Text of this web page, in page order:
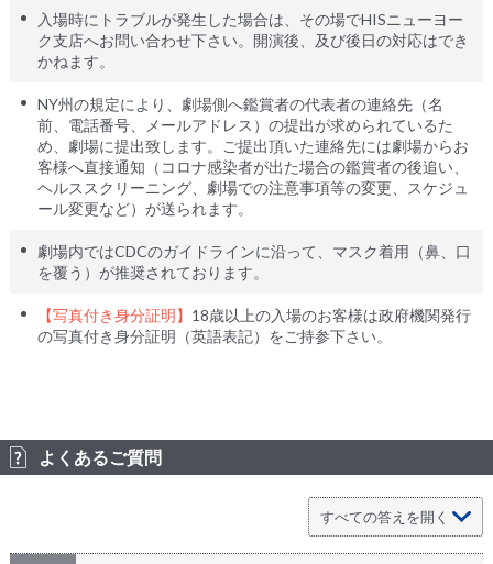
入場時にトラブルが発生した場合は、その場でHISニューヨー
ク支店へお問い合わせ下さい。開演後、及び後日の対応はでき
かねます。
NY州の規定により、劇場側へ鑑賞者の代表者の連絡先（名
前、電話番号、メールアドレス）の提出が求められているた
め、劇場に提出致します。ご提出頂いた連絡先には劇場からお
客様へ直接通知（コロナ感染者が出た場合の鑑賞者の後追い、
ヘルススクリーニング、劇場での注意事項等の変更、スケジュ
ール変更など）が送られます。
劇場内ではCDCのガイドラインに沿って、マスク着用（鼻、口
を覆う）が推奨されております。
【写真付き身分証明】 18歳以上の入場のお客様は政府機関発行
の写真付き身分証明（英語表記）をご持参下さい。
よくあるご質問